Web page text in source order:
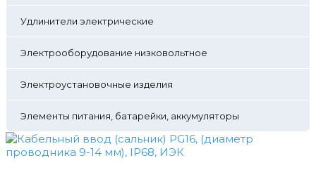
Удлинители электрические
Электрооборудование низковольтное
Электроустановочные изделия
Элементы питания, батарейки, аккумуляторы